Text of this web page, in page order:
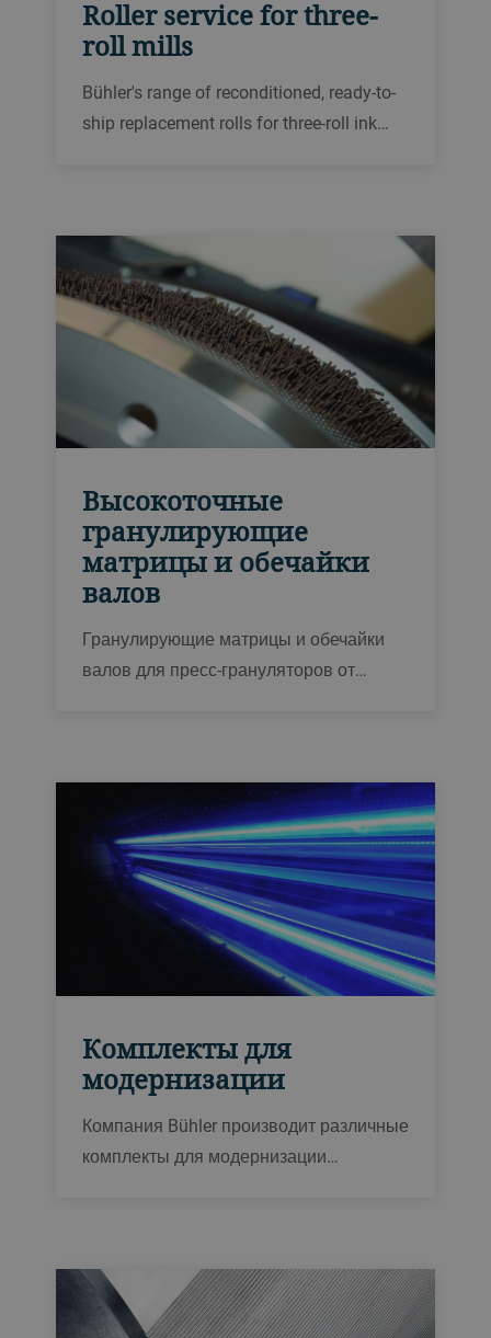
Roller service for three-
roll mills
Bühler's range of reconditioned, ready-to-
ship replacement rolls for three-roll ink
Высокоточные
гранулирующие
матрицы и обечайки
валов
Гранулирующие матрицы и обечайки
валов для пресс-грануляторов от
Bühler и другим оборудованием.
Комплекты для
модернизации
Компания Bühler производит различные
комплекты для модернизации
желобов до увеличения
производительности, светодиодного